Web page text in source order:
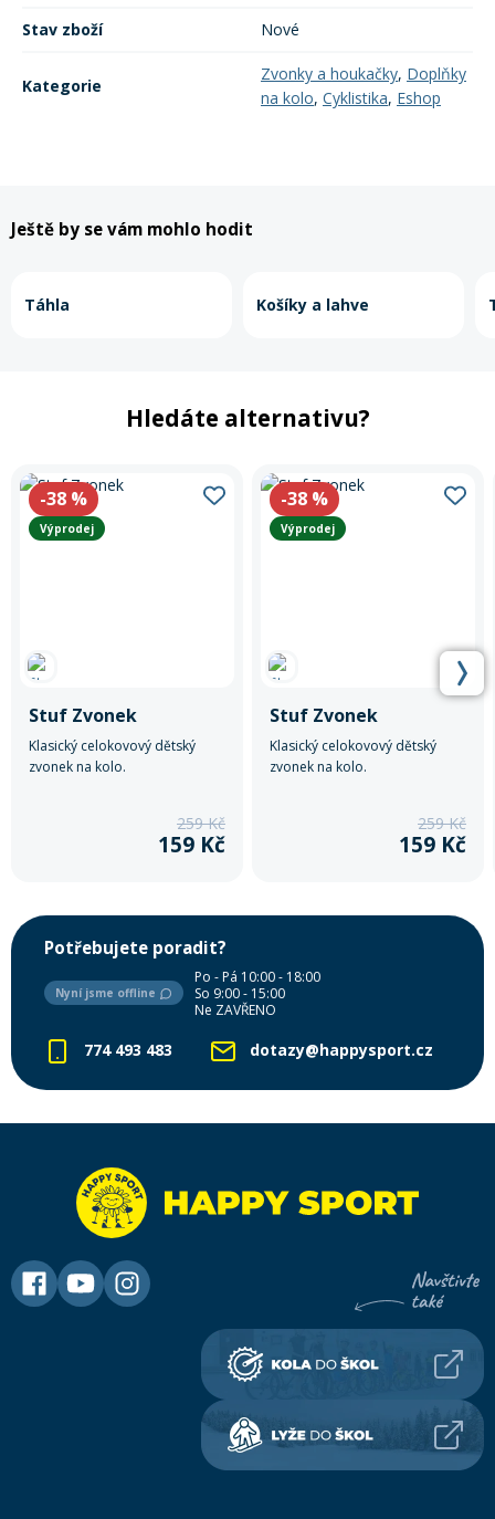
Stav zboží Nové
Kategorie
Zvonky a houkačky, Doplňky
na kolo, Cyklistika, Eshop
Ještě by se vám mohlo hodit
Táhla Košíky a lahve
Hledáte alternativu?
-38 %
Výprodej
Stuf Zvonek
Klasický celokovový dětský
zvonek na kolo.
259 Kč
159 Kč
-38 %
Výprodej
Stuf Zvonek
Klasický celokovový dětský
zvonek na kolo.
259 Kč
159 Kč
Potřebujete poradit?
Nyní jsme offline
Po - Pá 10:00 - 18:00
So 9:00 - 15:00
Ne ZAVŘENO
774 493 483 dotazy@happysport.cz